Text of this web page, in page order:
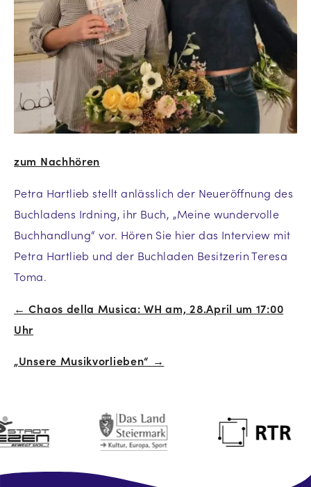
zum Nachhören
Petra Hartlieb stellt anlässlich der Neueröffnung des
Buchladens Irdning, ihr Buch, „Meine wundervolle
Buchhandlung“ vor. Hören Sie hier das Interview mit
Petra Hartlieb und der Buchladen Besitzerin Teresa
Toma.
Beitrags-
← Chaos della Musica: WH am, 28.April um 17:00
Uhr
„Unsere Musikvorlieben“ →